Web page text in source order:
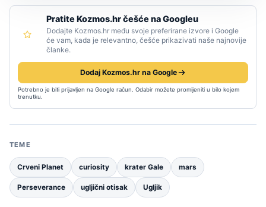
Pratite Kozmos.hr češće na Googleu
Dodajte Kozmos.hr među svoje preferirane izvore i Google
će vam, kada je relevantno, češće prikazivati naše najnovije
članke.
Dodaj Kozmos.hr na Google
Potrebno je biti prijavljen na Google račun. Odabir možete promijeniti u bilo kojem
trenutku.
TEME
Crveni Planet curiosity krater Gale mars
Perseverance ugljični otisak Ugljik